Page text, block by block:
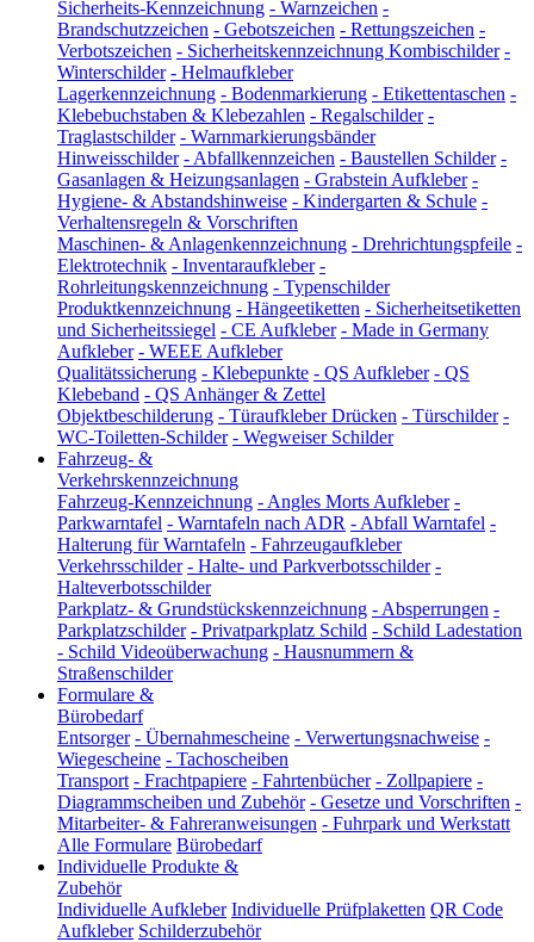
Sicherheits-Kennzeichnung - Warnzeichen -
Brandschutzzeichen - Gebotszeichen - Rettungszeichen -
Verbotszeichen - Sicherheitskennzeichnung Kombischilder -
Winterschilder - Helmaufkleber
Lagerkennzeichnung - Bodenmarkierung - Etikettentaschen -
Klebebuchstaben & Klebezahlen - Regalschilder -
Traglastschilder - Warnmarkierungsbänder
Hinweisschilder - Abfallkennzeichen - Baustellen Schilder -
Gasanlagen & Heizungsanlagen - Grabstein Aufkleber -
Hygiene- & Abstandshinweise - Kindergarten & Schule -
Verhaltensregeln & Vorschriften
Maschinen- & Anlagenkennzeichnung - Drehrichtungspfeile -
Elektrotechnik - Inventaraufkleber -
Rohrleitungskennzeichnung - Typenschilder
Produktkennzeichnung - Hängeetiketten - Sicherheitsetiketten
und Sicherheitssiegel - CE Aufkleber - Made in Germany
Aufkleber - WEEE Aufkleber
Qualitätssicherung - Klebepunkte - QS Aufkleber - QS
Klebeband - QS Anhänger & Zettel
Objektbeschilderung - Türaufkleber Drücken - Türschilder -
WC-Toiletten-Schilder - Wegweiser Schilder
Fahrzeug- &
Verkehrskennzeichnung
Fahrzeug-Kennzeichnung - Angles Morts Aufkleber -
Parkwarntafel - Warntafeln nach ADR - Abfall Warntafel -
Halterung für Warntafeln - Fahrzeugaufkleber
Verkehrsschilder - Halte- und Parkverbotsschilder -
Halteverbotsschilder
Parkplatz- & Grundstückskennzeichnung - Absperrungen -
Parkplatzschilder - Privatparkplatz Schild - Schild Ladestation
- Schild Videoüberwachung - Hausnummern &
Straßenschilder
Formulare &
Bürobedarf
Entsorger - Übernahmescheine - Verwertungsnachweise -
Wiegescheine - Tachoscheiben
Transport - Frachtpapiere - Fahrtenbücher - Zollpapiere -
Diagrammscheiben und Zubehör - Gesetze und Vorschriften -
Mitarbeiter- & Fahreranweisungen - Fuhrpark und Werkstatt
Alle Formulare Bürobedarf
Individuelle Produkte &
Zubehör
Individuelle Aufkleber Individuelle Prüfplaketten QR Code
Aufkleber Schilderzubehör